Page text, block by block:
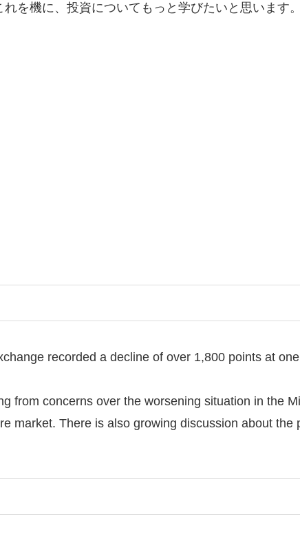
を機に、投資についてもっと学びたいと思います。
recorded a decline of over 1,800 points at
from concerns over the worsening situation in the
market. There is also growing discussion about the